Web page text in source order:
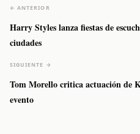
← ANTERIOR
Harry Styles lanza fiestas de
ciudades
SIGUIENTE →
Tom Morello critica actuación de
evento